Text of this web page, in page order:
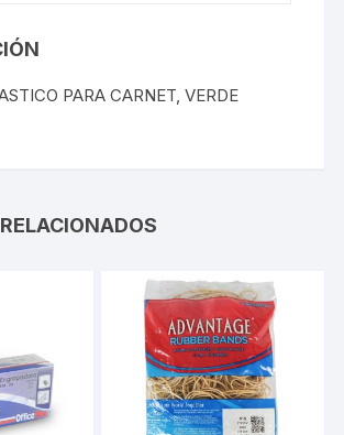
PARA CARNET, VERDE